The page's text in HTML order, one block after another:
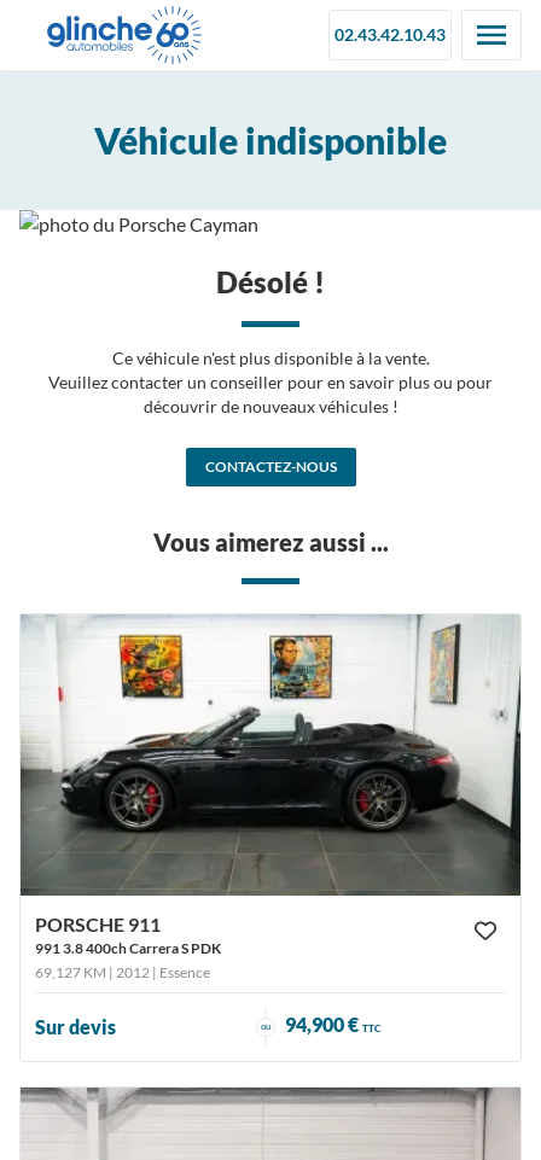
02.43.42.10.43
Véhicule indisponible
Désolé !
Ce véhicule n'est plus disponible à la vente.
Veuillez contacter un conseiller pour en savoir plus ou pour
découvrir de nouveaux véhicules !
CONTACTEZ-NOUS
Vous aimerez aussi ...
PORSCHE 911
991 3.8 400ch Carrera S PDK
69,127 KM | 2012 | Essence
Sur devis ou 94,900 € TTC